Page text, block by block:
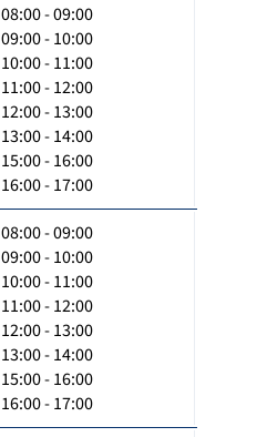
08:00 - 09:00
09:00 - 10:00
10:00 - 11:00
11:00 - 12:00
12:00 - 13:00
13:00 - 14:00
15:00 - 16:00
16:00 - 17:00
08:00 - 09:00
09:00 - 10:00
10:00 - 11:00
11:00 - 12:00
12:00 - 13:00
13:00 - 14:00
15:00 - 16:00
16:00 - 17:00